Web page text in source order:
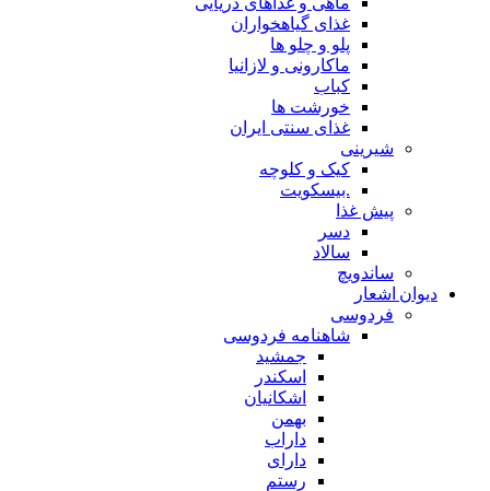
غذای گیاهخواران
پلو و چلو ها
ماکارونی و لازانیا
کباب
خورشت ها
غذای سنتی ایران
شیرینی
کیک و کلوچه
.بیسکویت
پیش غذا
دسر
سالاد
ساندویچ
دیوان اشعار
فردوسی
شاهنامه فردوسی
جمشید
اسکندر
اشکانیان
بهمن
داراب
دارای
رستم